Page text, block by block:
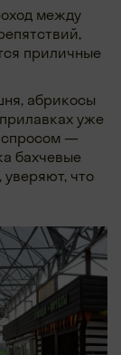
между
приличные
абрикосы
уже
спросом —
бахчевые
уверяют, что